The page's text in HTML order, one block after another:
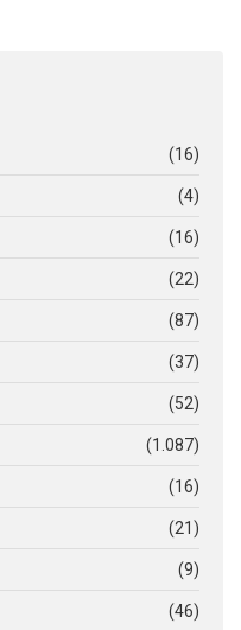
(16)
(4)
(16)
(22)
(87)
(37)
(52)
(1.087)
(16)
(21)
(9)
(46)